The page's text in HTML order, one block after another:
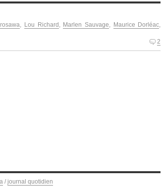
, Lou Richard , Marlen Sauvage, Maurice Dorléac,
2
/ journal quotidien